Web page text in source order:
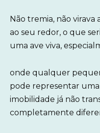
Não tremia, não virava
ao seu redor, o que
uma ave viva,
onde qualquer
pode representar uma
imobilidade já não
completamente